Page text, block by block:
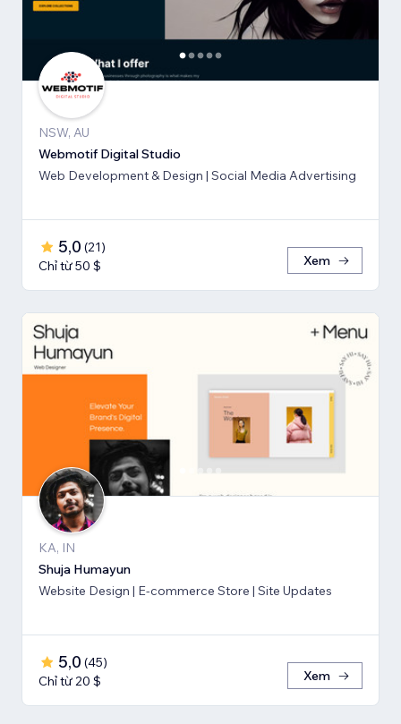
NSW, AU
Webmotif Digital Studio
Web Development & Design | Social Media Advertising
5,0 (21)
Chỉ từ 50 $
Xem
KA, IN
Shuja Humayun
Website Design | E-commerce Store | Site Updates
5,0 (45)
Chỉ từ 20 $
Xem